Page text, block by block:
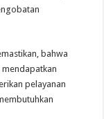
bahwa
pelayanan